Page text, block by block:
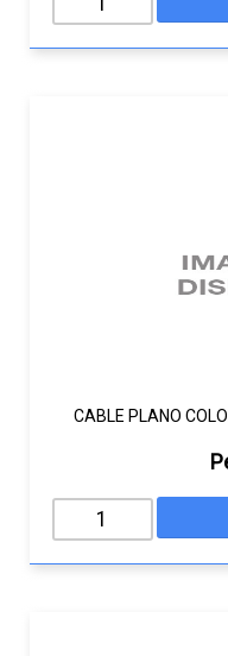
CABLE PLANO